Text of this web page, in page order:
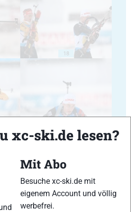
18
22
xc-ski.de lesen?
Mit Abo
Besuche xc-ski.de mit
eigenem Account und völlig
werbefrei.